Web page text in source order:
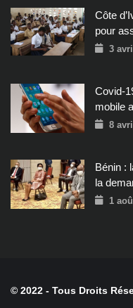
Côte
pour
3
Covid-
mobile
8
Bénin :
la
1
© 2022 - Tous Droits